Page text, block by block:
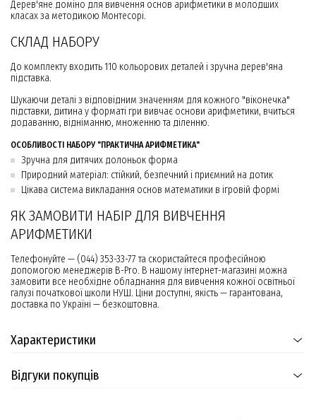
Дерев'яне доміно для вивчення основ арифметики в молодших
класах за методикою Монтесорі.
СКЛАД НАБОРУ
До комплекту входить 110 кольорових деталей і зручна дерев'яна
підставка.
Шукаючи деталі з відповідним значенням для кожного "віконечка"
підставки, дитина у форматі гри вивчає основи арифметики, вчиться
додаванню, відніманню, множенню та діленню.
ОСОБЛИВОСТІ НАБОРУ "ПРАКТИЧНА АРИФМЕТИКА"
Зручна для дитячих долоньок форма
Природний матеріал: стійкий, безпечний і приємний на дотик
Цікава система викладання основ математики в ігровій формі
ЯК ЗАМОВИТИ НАБІР ДЛЯ ВИВЧЕННЯ
АРИФМЕТИКИ
Телефонуйте — (044) 353-33-77 та скористайтеся професійною
допомогою менеджерів B-Pro. В нашому інтернет-магазині можна
замовити все необхідне обладнання для вивчення кожної освітньої
галузі початкової школи НУШ. Ціни доступні, якість — гарантована,
доставка по Україні — безкоштовна.
Характеристики
Відгуки покупців